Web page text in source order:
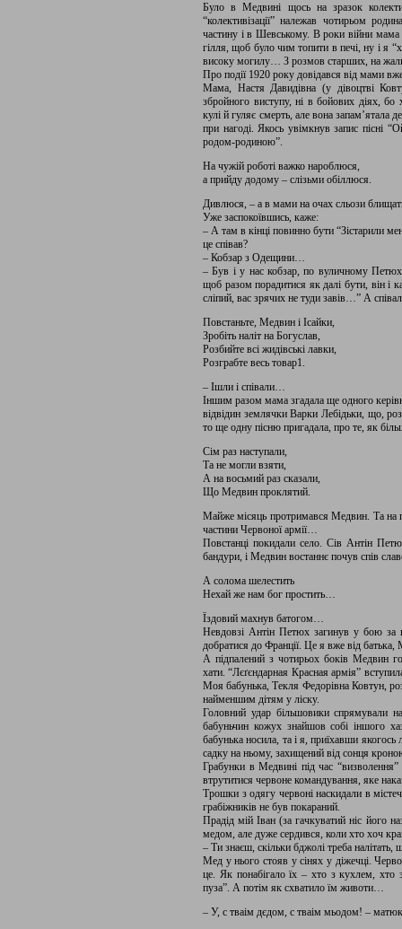
Було в Медвині щось на зразок
“колективізації” належав чотирьом
частину і в Шевському. В роки війни мама
гілля, щоб було чим топити в печі, ну і я
високу могилу… З розмов старших, на
Про події 1920 року довідався від мами
Мама, Настя Давидівна (у дівоцтві
збройного виступу, ні в бойових діях, бо
кулі й гуляє смерть, але вона запам’ятала
при нагоді. Якось увімкнув запис пісні
родом-родиною”.
На чужій роботі важко нароблюся,
а прийду додому – слізьми обіллюся.
Дивлюся, – а в мами на очах сльози
Уже заспокоївшись, каже:
– А там в кінці повинно бути “Зістарили
це співав?
– Кобзар з Одещини…
– Був і у нас кобзар, по вуличному Петюх
щоб разом порадитися як далі бути, він
сліпий, вас зрячих не туди завів…” А
Повстаньте, Медвин і Ісайки,
Зробіть наліт на Богуслав,
Розбийте всі жидівські лавки,
Розграбте весь товар1.
– Ішли і співали…
Іншим разом мама згадала ще одного
відвідин землячки Варки Лебідьки, що,
то ще одну пісню пригадала, про те, як
Сім раз наступали,
Та не могли взяти,
А на восьмий раз сказали,
Що Медвин проклятий.
Майже місяць протримався Медвин. Та на
частини Червоної армії…
Повстанці покидали село. Сів Антін
бандури, і Медвин востаннє почув спів
А солома шелестить
Нехай же нам бог простить…
Їздовий махнув батогом…
Невдовзі Антін Петюх загинув у бою
добратися до Франції. Це я вже від
А підпалений з чотирьох боків Медвин
хати. “Лєґєндарная Красная армія”
Моя бабунька, Текля Федорівна Ковтун,
найменшим дітям у ліску.
Головний удар більшовики спрямували
бабуньчин кожух знайшов собі іншого
бабунька носила, та і я, приїхавши
садку на ньому, захищений від сонця
Грабунки в Медвині під час
втрутитися червоне командування, яке
Трошки з одягу червоні наскидали в
грабіжників не був покараний.
Прадід мій Іван (за гачкуватий ніс його
медом, але дуже сердився, коли хто хоч
– Ти знаєш, скільки бджолі треба налітать,
Мед у нього стояв у сінях у діжечці.
це. Як понабігало їх – хто з кухлем, хто
пуза”. А потім як схватило їм животи…
– У, с тваім дєдом, с тваім мьодом! –